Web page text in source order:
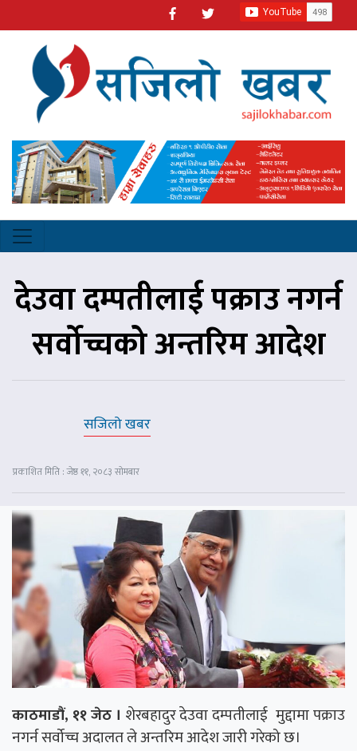
देउवा दम्पतीलाई पक्राउ नगर्न
सर्वोच्चको अन्तरिम आदेश
सजिलो खबर
प्रकाशित मिति : जेष्ठ ११, २०८३ सोमबार
काठमाडौं, ११ जेठ । शेरबहादुर देउवा दम्पतीलाई मुद्दामा पक्राउ
नगर्न सर्वोच्च अदालत ले अन्तरिम आदेश जारी गरेको छ।